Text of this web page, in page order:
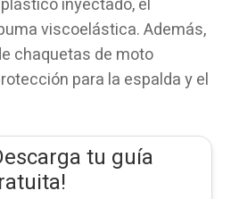
viscoelástica. Además,
chaquetas de moto
para la espalda y el
tu guía